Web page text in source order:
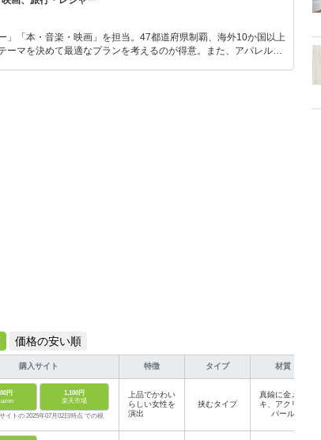
」「本・音楽・映画」を担当。47都道府県制覇、海外10か国以上
ーマを決めて最適なプランを考えるのが得意。また、アパレルシ
価格の安い順
購入サイト 特徴 タイプ 材質
円
1,100円
楽天市場
イトの 2025年07月02日時点 での税
上品でかわい
らしい女性を
演出
挟むタイプ
真鍮に金メッ
キ、アクリル
パール